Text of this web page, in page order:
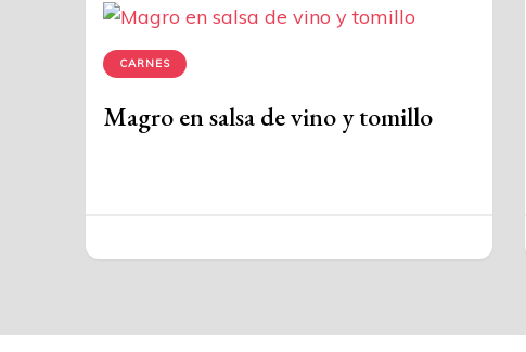
CARNES
Magro en salsa de vino y tomillo